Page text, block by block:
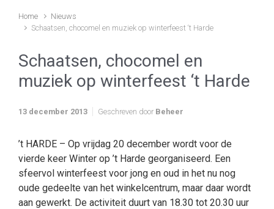
Home
Nieuws
Schaatsen, chocomel en muziek op winterfeest ‘t Harde
Schaatsen, chocomel en
muziek op winterfeest ‘t Harde
13 december 2013 Geschreven door Beheer
’t HARDE – Op vrijdag 20 december wordt voor de
vierde keer Winter op ’t Harde georganiseerd. Een
sfeervol winterfeest voor jong en oud in het nu nog
oude gedeelte van het winkelcentrum, maar daar wordt
aan gewerkt. De activiteit duurt van 18.30 tot 20.30 uur